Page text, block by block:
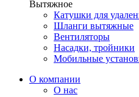
Вытяжное
Катушки для
Шланги вытяжные
Вентиляторы
Насадки, тройники
Мобильные
О компании
О нас